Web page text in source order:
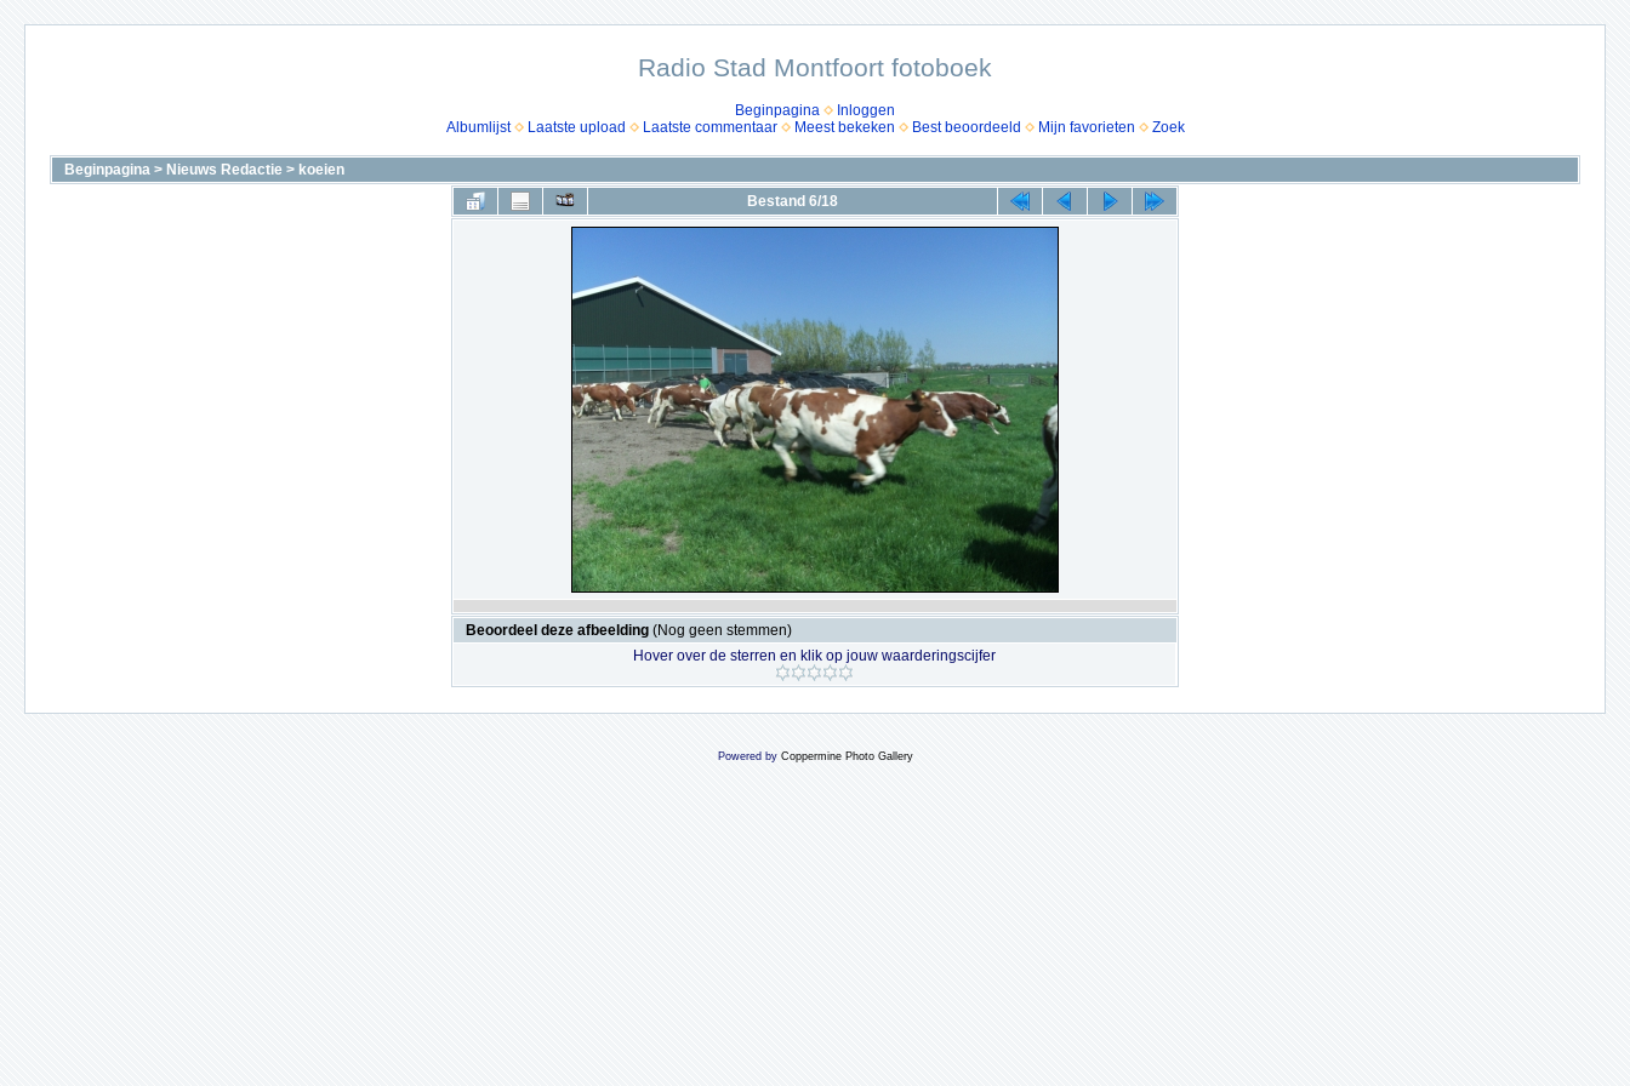
Radio Stad Montfoort fotoboek
Beginpagina
Inloggen
Albumlijst
Laatste upload Laatste commentaar Meest bekeken Best beoordeeld Mijn favorieten Zoek
Beginpagina > Nieuws Redactie > koeien
Bestand 6/18
Beoordeel deze afbeelding (Nog geen stemmen)
Hover over de sterren en klik op jouw waarderingscijfer
Powered by Coppermine Photo Gallery